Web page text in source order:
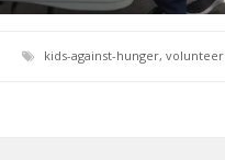
kids-against-hunger, volunteer